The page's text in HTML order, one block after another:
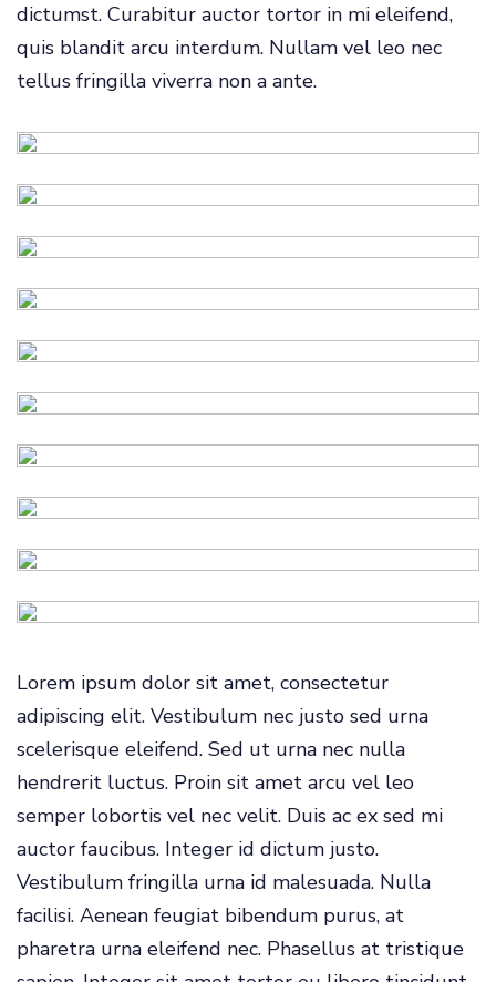
dictumst. Curabitur auctor tortor in mi eleifend,
quis blandit arcu interdum. Nullam vel leo nec
tellus fringilla viverra non a ante.
Lorem ipsum dolor sit amet, consectetur
adipiscing elit. Vestibulum nec justo sed urna
scelerisque eleifend. Sed ut urna nec nulla
hendrerit luctus. Proin sit amet arcu vel leo
semper lobortis vel nec velit. Duis ac ex sed mi
auctor faucibus. Integer id dictum justo.
Vestibulum fringilla urna id malesuada. Nulla
facilisi. Aenean feugiat bibendum purus, at
pharetra urna eleifend nec. Phasellus at tristique